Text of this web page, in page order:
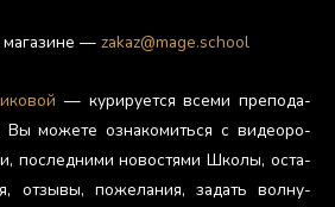
ма­гази­не — zakaz@mage.school
— ку­риру­ет­ся все­ми пре­пода­
Вы мо­жете оз­на­комить­ся с ви­де­оро­
пос­ледни­ми но­вос­тя­ми Шко­лы, ос­та­
от­зы­вы, по­жела­ния, за­дать вол­ну­